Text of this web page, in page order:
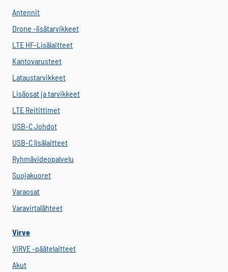
Antennit
Drone -lisätarvikkeet
LTE HF-Lisälaitteet
Kantovarusteet
Lataustarvikkeet
Lisäosat ja tarvikkeet
LTE Reitittimet
USB-C Johdot
USB-C lisälaitteet
Ryhmävideopalvelu
Suojakuoret
Varaosat
Varavirtalähteet
Virve
VIRVE -päätelaitteet
Akut